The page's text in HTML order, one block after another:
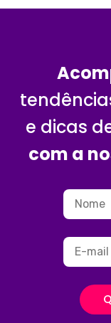
e dicas
com a